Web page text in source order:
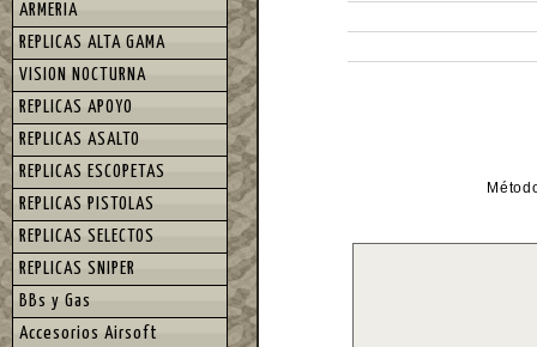
ARMERIA
REPLICAS ALTA GAMA
VISION NOCTURNA
REPLICAS APOYO
REPLICAS ASALTO
REPLICAS ESCOPETAS
REPLICAS PISTOLAS
REPLICAS SELECTOS
REPLICAS SNIPER
BBs y Gas
Accesorios Airsoft